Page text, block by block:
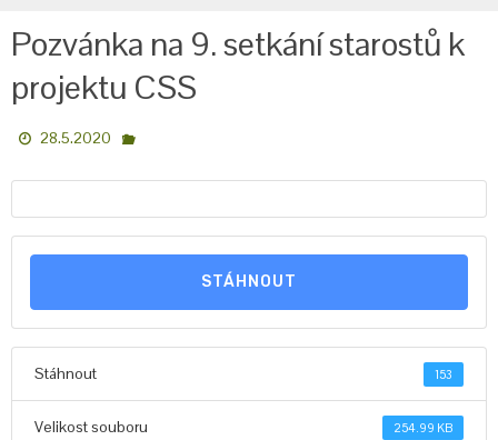
Pozvánka na 9. setkání starostů k
projektu CSS
28.5.2020
STÁHNOUT
Stáhnout 153
Velikost souboru 254.99 KB